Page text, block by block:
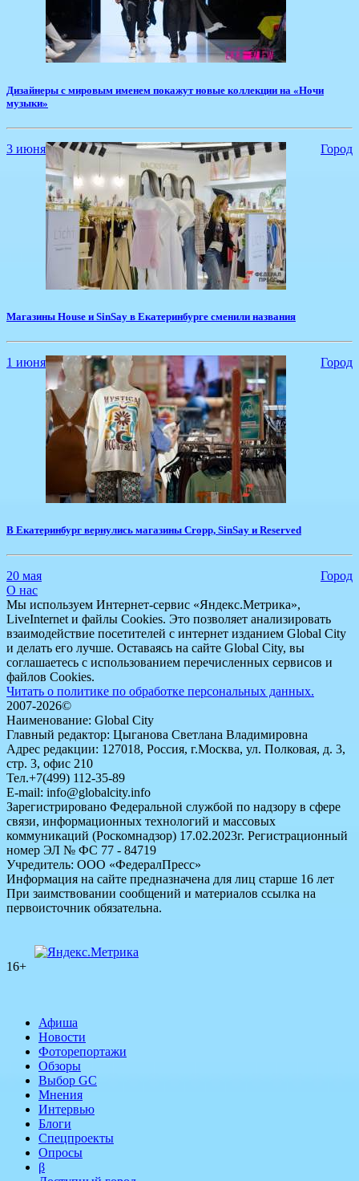
Дизайнеры с мировым именем покажут новые коллекции на «Ночи
музыки»
3 июня Город
Магазины House и SinSay в Екатеринбурге сменили названия
1 июня Город
В Екатеринбург вернулись магазины Cropp, SinSay и Reserved
20 мая
Город
О нас
Мы используем Интернет-сервис «Яндекс.Метрика»,
LiveInternet и файлы Cookies. Это позволяет анализировать
взаимодействие посетителей с интернет изданием Global City
и делать его лучше. Оставаясь на сайте Global City, вы
соглашаетесь с использованием перечисленных сервисов и
файлов Cookies.
Читать о политике по обработке персональных данных.
2007-2026©
Наименование: Global City
Главный редактор: Цыганова Светлана Владимировна
Адрес редакции: 127018, Россия, г.Москва, ул. Полковая, д. 3,
стр. 3, офис 210
Тел.+7(499) 112-35-89
E-mail: info@globalcity.info
Зарегистрировано Федеральной службой по надзору в сфере
связи, информационных технологий и массовых
коммуникаций (Роскомнадзор) 17.02.2023г. Регистрационный
номер ЭЛ № ФС 77 - 84719
Учредитель: ООО «ФедералПресс»
Информация на сайте предназначена для лиц старше 16 лет
При заимствовании сообщений и материалов ссылка на
первоисточник обязательна.
16+
Афиша
Новости
Фоторепортажи
Обзоры
Выбор GC
Мнения
Интервью
Блоги
Спецпроекты
Опросы
β